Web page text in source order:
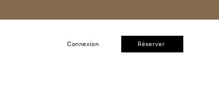
Connexion Réserver